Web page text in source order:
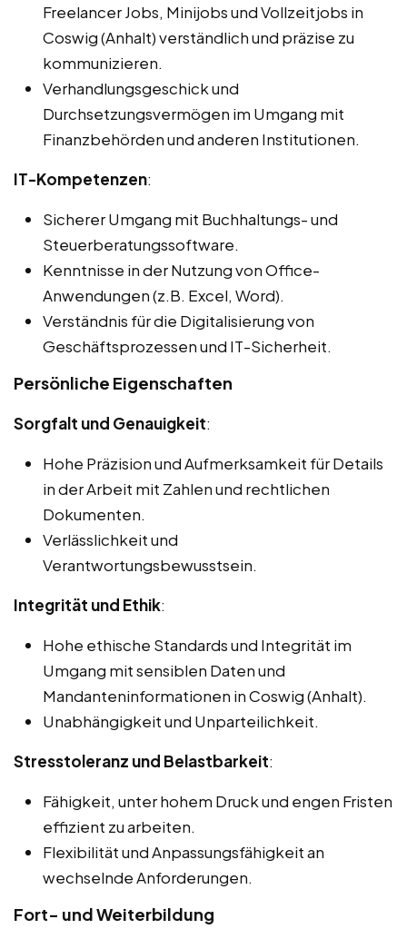
Freelancer Jobs, Minijobs und Vollzeitjobs in
Coswig (Anhalt) verständlich und präzise zu
kommunizieren.
Verhandlungsgeschick und
Durchsetzungsvermögen im Umgang mit
Finanzbehörden und anderen Institutionen.
IT-Kompetenzen:
Sicherer Umgang mit Buchhaltungs- und
Steuerberatungssoftware.
Kenntnisse in der Nutzung von Office-
Anwendungen (z.B. Excel, Word).
Verständnis für die Digitalisierung von
Geschäftsprozessen und IT-Sicherheit.
Persönliche Eigenschaften
Sorgfalt und Genauigkeit:
Hohe Präzision und Aufmerksamkeit für Details
in der Arbeit mit Zahlen und rechtlichen
Dokumenten.
Verlässlichkeit und
Verantwortungsbewusstsein.
Integrität und Ethik:
Hohe ethische Standards und Integrität im
Umgang mit sensiblen Daten und
Mandanteninformationen in Coswig (Anhalt).
Unabhängigkeit und Unparteilichkeit.
Stresstoleranz und Belastbarkeit:
Fähigkeit, unter hohem Druck und engen Fristen
effizient zu arbeiten.
Flexibilität und Anpassungsfähigkeit an
wechselnde Anforderungen.
Fort- und Weiterbildung